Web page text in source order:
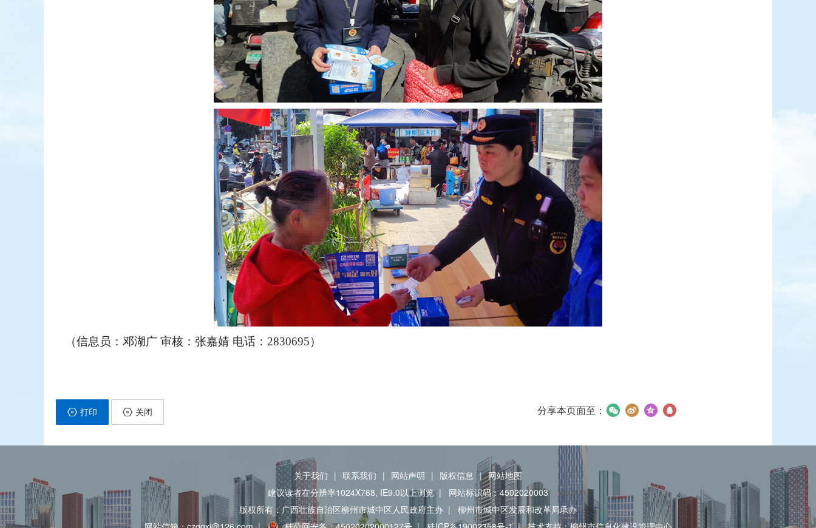
（信息员：邓湖广 审核：张嘉婧 电话：2830695）
打印 关闭 分享本页面至：
关于我们 | 联系我们 | 网站声明 | 版权信息 | 网站地图
建议读者在分辨率1024X768, IE9.0以上浏览 |
网站标识码：4502020003
版权所有：广西壮族自治区柳州市城中区人民政府主办 |
柳州市城中区发展和改革局承办